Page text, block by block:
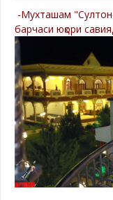
-Мухташам
барчаси юқори